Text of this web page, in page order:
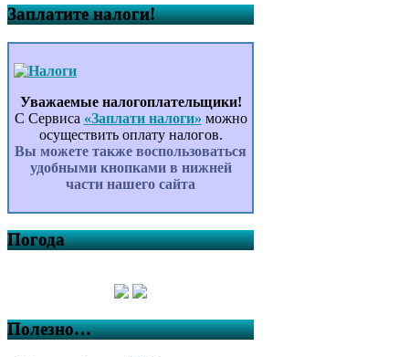
Заплатите налоги!
Уважаемые налогоплательщики!
С Сервиса «Заплати налоги» можно
осуществить оплату налогов.
Вы можете также воспользоваться
удобными кнопками в нижней
части нашего сайта
Погода
Полезно…